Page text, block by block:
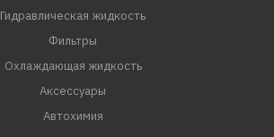
Гидравлическая жидкость
Фильтры
Охлаждающая жидкость
Аксессуары
Автохимия